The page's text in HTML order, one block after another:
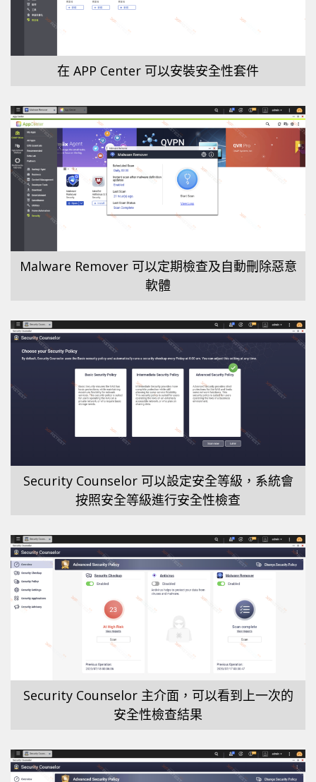
在 APP Center 可以安裝安全性套件
Malware Remover 可以定期檢查及自動刪除惡意
軟體
Security Counselor 可以設定安全等級，系統會
按照安全等級進行安全性檢查
Security Counselor 主介面，可以看到上一次的
安全性檢查結果